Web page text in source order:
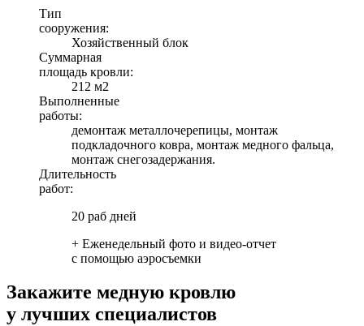
Тип
сооружения:
Хозяйственный блок
Суммарная
площадь кровли:
212 м2
Выполненные
работы:
демонтаж металлочерепицы, монтаж
подкладочного ковра, монтаж медного фальца,
монтаж снегозадержания.
Длительность
работ:
20 раб дней
+ Еженедельный фото и видео-отчет
с помощью аэросъемки
Закажите медную кровлю
у лучших специалистов